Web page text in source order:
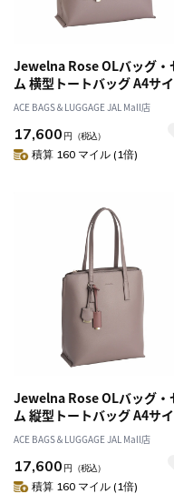
Jewelna Rose OLバッグ・
ム 横型トートバッグ A4サ
16189
ACE BAGS＆LUGGAGE JAL Mall店
17,600 円 （税込）
積算 160 マイル (1倍)
Jewelna Rose OLバッグ・
ム 縦型トートバッグ A4サ
16190
ACE BAGS＆LUGGAGE JAL Mall店
17,600 円 （税込）
積算 160 マイル (1倍)